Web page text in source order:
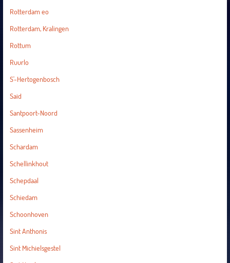
Rotterdam eo
Rotterdam, Kralingen
Rottum
Ruurlo
S'-Hertogenbosch
Said
Santpoort-Noord
Sassenheim
Schardam
Schellinkhout
Schepdaal
Schiedam
Schoonhoven
Sint Anthonis
Sint Michielsgestel